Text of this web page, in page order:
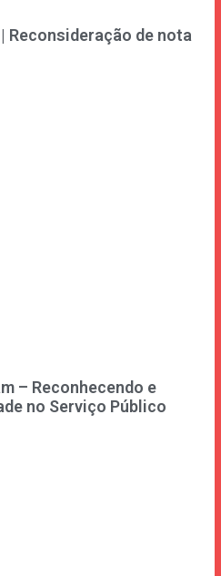
Reconsideração de nota
– Reconhecendo e
no Serviço Público